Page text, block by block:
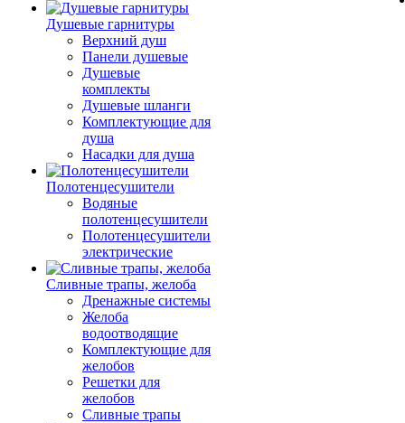
Душевые гарнитуры
Верхний душ
Панели душевые
Душевые
комплекты
Душевые шланги
Комплектующие для
душа
Насадки для душа
Полотенцесушители
Водяные
полотенцесушители
Полотенцесушители
электрические
Сливные трапы, желоба
Дренажные системы
Желоба
водоотводящие
Комплектующие для
желобов
Решетки для
желобов
Сливные трапы